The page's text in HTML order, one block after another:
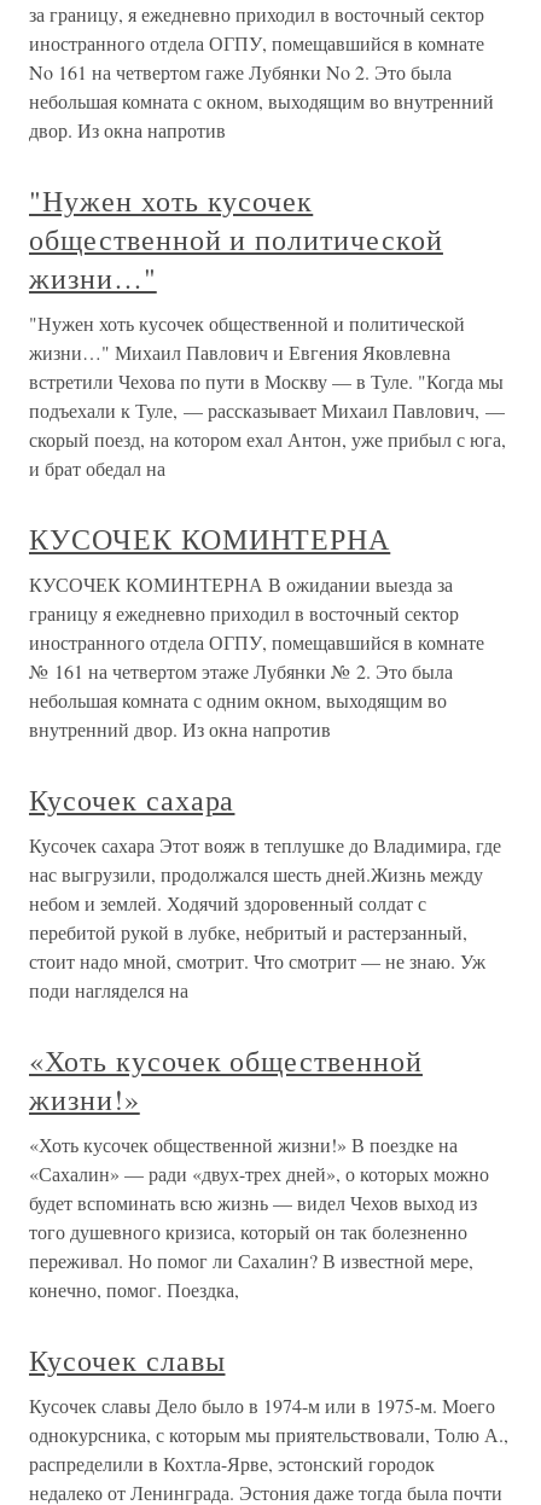
за границу, я ежедневно приходил в восточный сектор
иностранного отдела ОГПУ, помещавшийся в комнате
No 161 на четвертом гаже Лубянки No 2. Это была
небольшая комната с окном, выходящим во внутренний
двор. Из окна напротив
"Нужен хоть кусочек
общественной и политической
жизни…"
"Нужен хоть кусочек общественной и политической
жизни…" Михаил Павлович и Евгения Яковлевна
встретили Чехова по пути в Москву — в Туле. "Когда мы
подъехали к Туле, — рассказывает Михаил Павлович, —
скорый поезд, на котором ехал Антон, уже прибыл с юга,
и брат обедал на
КУСОЧЕК КОМИНТЕРНА
КУСОЧЕК КОМИНТЕРНА В ожидании выезда за
границу я ежедневно приходил в восточный сектор
иностранного отдела ОГПУ, помещавшийся в комнате
№ 161 на четвертом этаже Лубянки № 2. Это была
небольшая комната с одним окном, выходящим во
внутренний двор. Из окна напротив
Кусочек сахара
Кусочек сахара Этот вояж в теплушке до Владимира, где
нас выгрузили, продолжался шесть дней.Жизнь между
небом и землей. Ходячий здоровенный солдат с
перебитой рукой в лубке, небритый и растерзанный,
стоит надо мной, смотрит. Что смотрит — не знаю. Уж
поди нагляделся на
«Хоть кусочек общественной
жизни!»
«Хоть кусочек общественной жизни!» В поездке на
«Сахалин» — ради «двух-трех дней», о которых можно
будет вспоминать всю жизнь — видел Чехов выход из
того душевного кризиса, который он так болезненно
переживал. Но помог ли Сахалин? В известной мере,
конечно, помог. Поездка,
Кусочек славы
Кусочек славы Дело было в 1974-м или в 1975-м. Моего
однокурсника, с которым мы приятельствовали, Толю А.,
распределили в Кохтла-Ярве, эстонский городок
недалеко от Ленинграда. Эстония даже тогда была почти